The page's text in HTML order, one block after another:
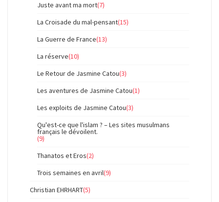
Juste avant ma mort(7)
La Croisade du mal-pensant(15)
La Guerre de France(13)
La réserve(10)
Le Retour de Jasmine Catou(3)
Les aventures de Jasmine Catou(1)
Les exploits de Jasmine Catou(3)
Qu'est-ce que l'islam ? – Les sites musulmans
français le dévoilent.
(9)
Thanatos et Eros(2)
Trois semaines en avril(9)
Christian EHRHART(5)